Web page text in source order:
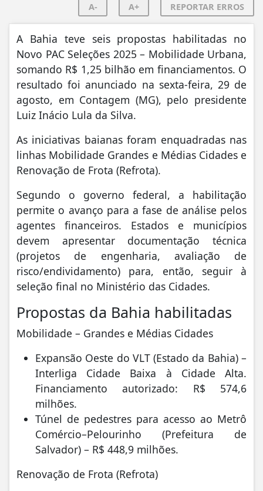
A- A+ REPORTAR ERROS
A Bahia teve seis propostas habilitadas no
Novo PAC Seleções 2025 – Mobilidade Urbana,
somando R$ 1,25 bilhão em financiamentos. O
resultado foi anunciado na sexta-feira, 29 de
agosto, em Contagem (MG), pelo presidente
Luiz Inácio Lula da Silva.
As iniciativas baianas foram enquadradas nas
linhas Mobilidade Grandes e Médias Cidades e
Renovação de Frota (Refrota).
Segundo o governo federal, a habilitação
permite o avanço para a fase de análise pelos
agentes financeiros. Estados e municípios
devem apresentar documentação técnica
(projetos de engenharia, avaliação de
risco/endividamento) para, então, seguir à
seleção final no Ministério das Cidades.
Propostas da Bahia habilitadas
Mobilidade – Grandes e Médias Cidades
Expansão Oeste do VLT (Estado da Bahia) –
Interliga Cidade Baixa à Cidade Alta.
Financiamento autorizado: R$ 574,6
milhões.
Túnel de pedestres para acesso ao Metrô
Comércio–Pelourinho (Prefeitura de
Salvador) – R$ 448,9 milhões.
Renovação de Frota (Refrota)